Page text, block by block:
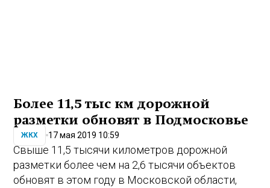
Более 11,5 тыс км дорожной
разметки обновят в Подмосковье
ЖКХ 17 мая 2019 10:59
Свыше 11,5 тысячи километров дорожной
разметки более чем на 2,6 тысячи объектов
обновят в этом году в Московской области,